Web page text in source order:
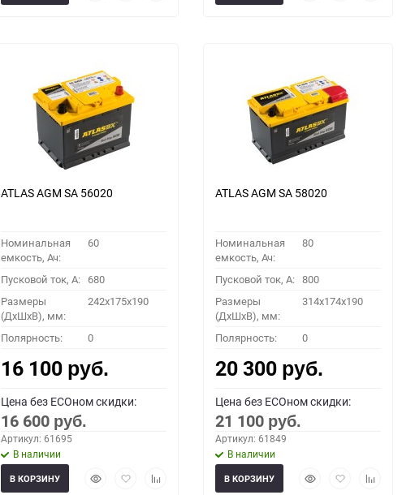
ATLAS AGM SA 56020
Номинальная
емкость, Ач:
60
Пусковой ток, A: 680
Размеры
(ДхШхВ), мм:
242x175x190
Полярность: 0
16 100 руб.
Цена без ECOном скидки:
16 600 руб.
Артикул: 61695
В наличии
БыстрыйДобавитьДобавить
В КОРЗИНУ
ATLAS AGM SA 58020
Номинальная
емкость, Ач:
80
Пусковой ток, A: 800
Размеры
(ДхШхВ), мм:
314x174x190
Полярность: 0
20 300 руб.
Цена без ECOном скидки:
21 100 руб.
Артикул: 61849
В наличии
БыстрыйДобавитьДобавить
В КОРЗИНУ